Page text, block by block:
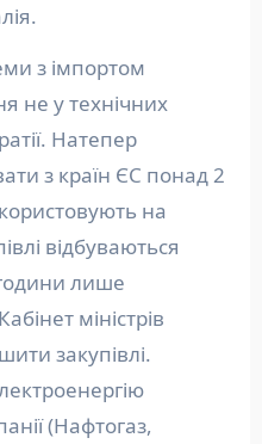
з імпортом
не у технічних
Натепер
з країн ЄС понад 2
на
відбуваються
лише
міністрів
закупівлі.
(Нафтогаз,